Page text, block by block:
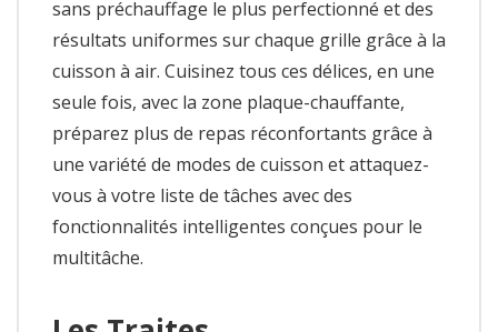
sans préchauffage le plus perfectionné et des
résultats uniformes sur chaque grille grâce à la
cuisson à air. Cuisinez tous ces délices, en une
seule fois, avec la zone plaque-chauffante,
préparez plus de repas réconfortants grâce à
une variété de modes de cuisson et attaquez-
vous à votre liste de tâches avec des
fonctionnalités intelligentes conçues pour le
multitâche.